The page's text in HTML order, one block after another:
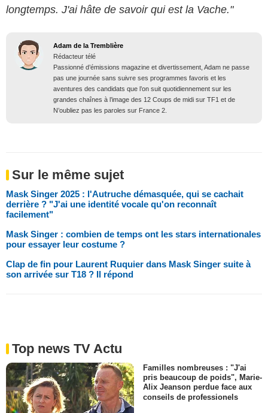
longtemps. J'ai hâte de savoir qui est la Vache."
Adam de la Tremblière
Rédacteur télé
Passionné d’émissions magazine et divertissement, Adam ne passe
pas une journée sans suivre ses programmes favoris et les
aventures des candidats que l’on suit quotidiennement sur les
grandes chaînes à l’image des 12 Coups de midi sur TF1 et de
N’oubliez pas les paroles sur France 2.
Sur le même sujet
Mask Singer 2025 : l'Autruche démasquée, qui se cachait
derrière ? "J'ai une identité vocale qu'on reconnaît
facilement"
Mask Singer : combien de temps ont les stars internationales
pour essayer leur costume ?
Clap de fin pour Laurent Ruquier dans Mask Singer suite à
son arrivée sur T18 ? Il répond
Top news TV Actu
Familles nombreuses : "J'ai
pris beaucoup de poids", Marie-
Alix Jeanson perdue face aux
conseils de professionels